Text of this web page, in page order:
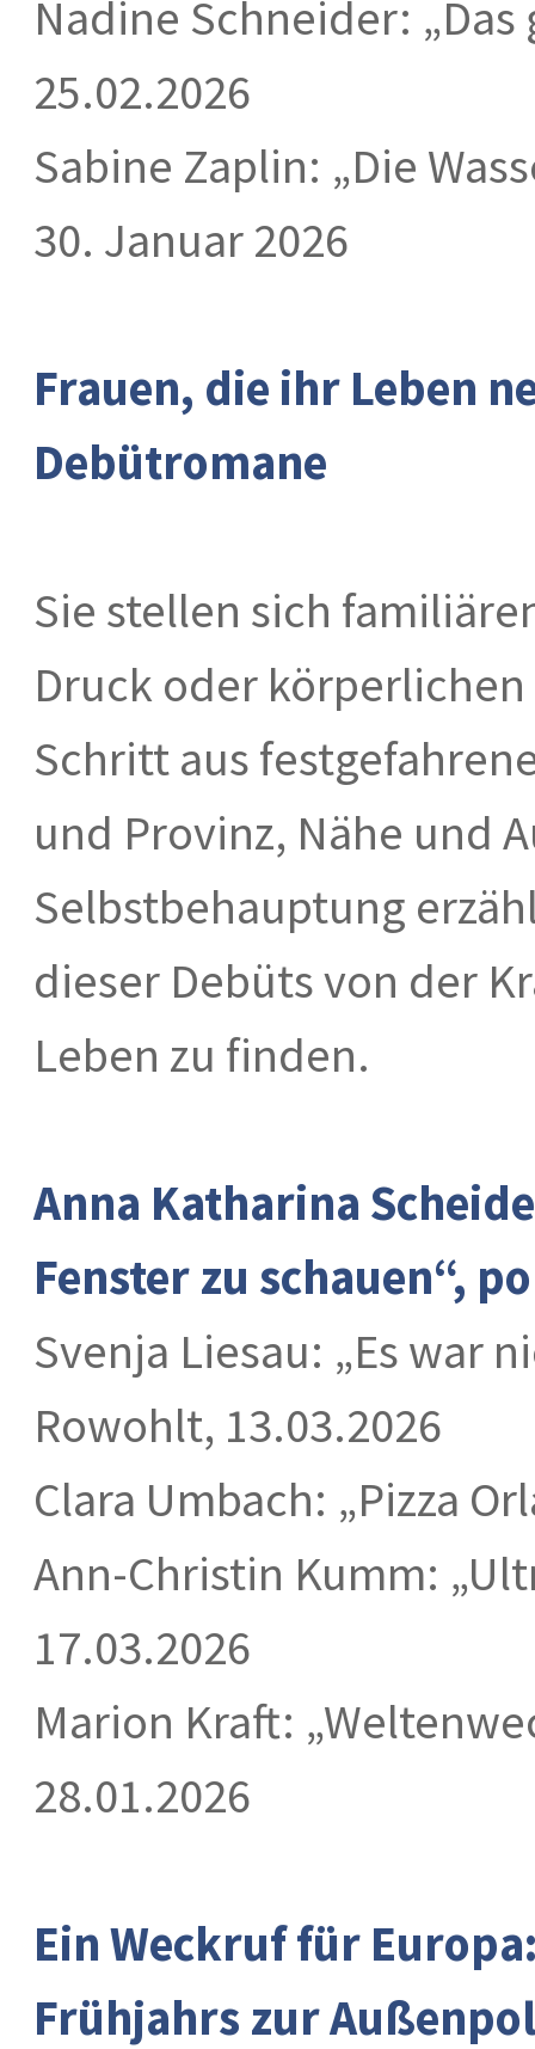
Nadine Schneider: „Das
25.02.2026
Sabine Zaplin: „Die
30. Januar 2026
Frauen, die ihr Leben
Debütromane
Sie stellen sich
Druck oder
Schritt aus
und Provinz, Nähe und
Selbstbehauptung
dieser Debüts von der
Leben zu finden.
Anna Katharina
Fenster zu schauen“,
Svenja Liesau: „Es war
Rowohlt, 13.03.2026
Clara Umbach: „Pizza
Ann-Christin Kumm:
17.03.2026
Marion Kraft:
28.01.2026
Ein Weckruf für
Frühjahrs zur